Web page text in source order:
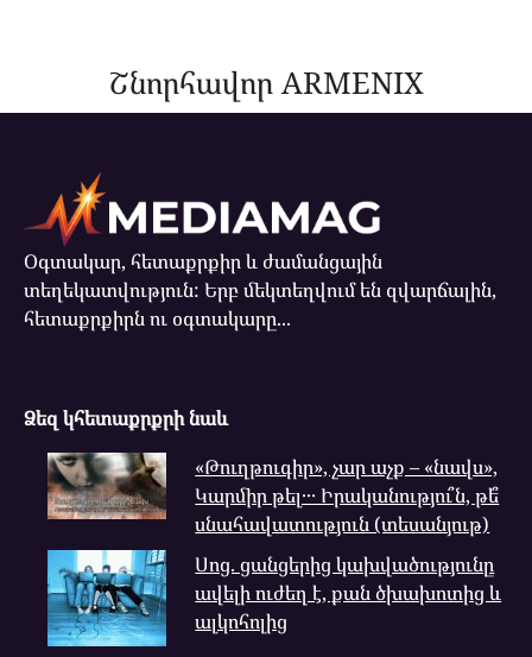
Շնորհավոր ARMENIX
Օգտակար, հետաքրքիր և ժամանցային
տեղեկատվություն: Երբ մեկտեղվում են զվարճալին,
հետաքրքիրն ու օգտակարը...
Ձեզ կհետաքրքրի նաև
«Թուղթուգիր», չար աչք – «նավս»,
Կարմիր թել․․․ Իրականությու՞ն, թե՞
սնահավատություն (տեսանյութ)
Սոց. ցանցերից կախվածությունը
ավելի ուժեղ է, քան ծխախոտից և
ալկոհոլից